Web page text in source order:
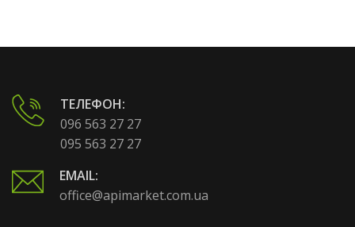
ТЕЛЕФОН:
096 563 27 27
095 563 27 27
EMAIL:
office@apimarket.com.ua